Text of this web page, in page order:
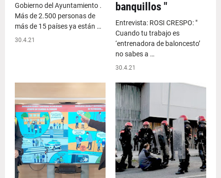
Gobierno del Ayuntamiento .
Más de 2.500 personas de
más de 15 países ya están …
30.4.21
banquillos "
Entrevista: ROSI CRESPO: "
Cuando tu trabajo es
‘entrenadora de baloncesto’
no sabes a …
30.4.21